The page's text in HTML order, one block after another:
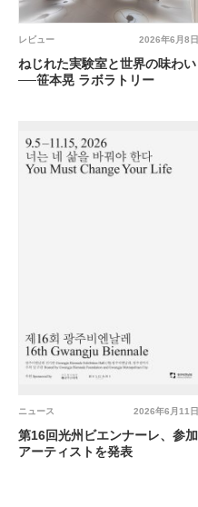
2026年6月8日
レビュー
ねじれた実験室と世界の味わい
──笹本晃 ラボラトリー
2026年6月11日
ニュース
第16回光州ビエンナーレ、参加
アーティストを発表